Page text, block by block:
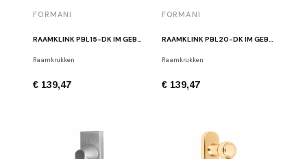
FORMANI
RAAMKLINK PBL15-DK IM GEBORSTELD GOUD
Raamkrukken
€ 139,47
FORMANI
RAAMKLINK PBL20-DK IM GEBORSTELD GOUD
Raamkrukken
€ 139,47